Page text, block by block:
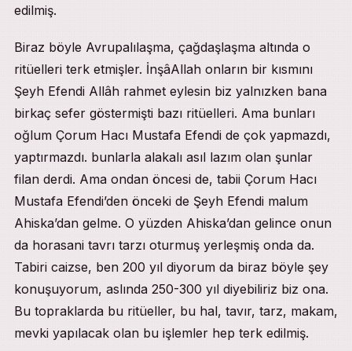
edilmiş.
Biraz böyle Avrupalılaşma, çağdaşlaşma altında o
ritüelleri terk etmişler. İnşâAllah onların bir kısmını
Şeyh Efendi Allâh rahmet eylesin biz yalnızken bana
birkaç sefer göstermişti bazı ritüelleri. Ama bunları
oğlum Çorum Hacı Mustafa Efendi de çok yapmazdı,
yaptırmazdı. bunlarla alakalı asıl lazım olan şunlar
filan derdi. Ama ondan öncesi de, tabii Çorum Hacı
Mustafa Efendi’den önceki de Şeyh Efendi malum
Ahiska’dan gelme. O yüzden Ahiska’dan gelince onun
da horasani tavrı tarzı oturmuş yerleşmiş onda da.
Tabiri caizse, ben 200 yıl diyorum da biraz böyle şey
konuşuyorum, aslında 250-300 yıl diyebiliriz biz ona.
Bu topraklarda bu ritüeller, bu hal, tavır, tarz, makam,
mevki yapılacak olan bu işlemler hep terk edilmiş.